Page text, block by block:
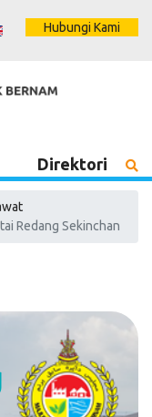
Hubungi Kami
Direktori
Redang Sekinchan